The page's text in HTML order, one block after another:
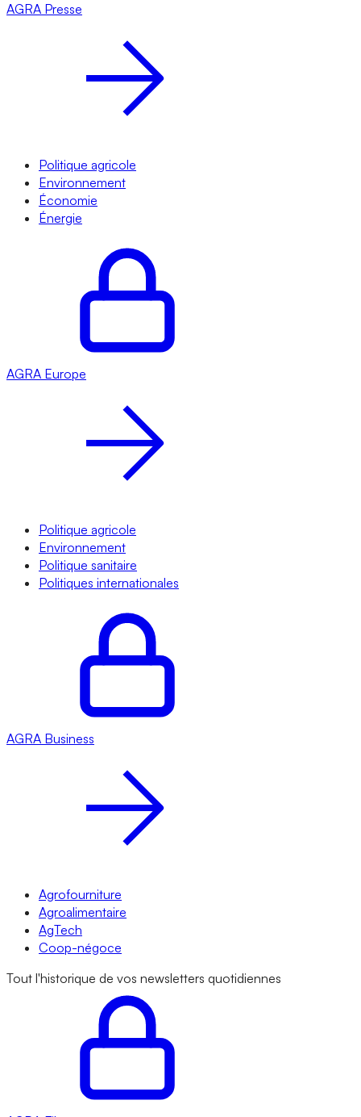
AGRA Presse
Politique agricole
Environnement
Économie
Énergie
AGRA Europe
Politique agricole
Environnement
Politique sanitaire
Politiques internationales
AGRA Business
Agrofourniture
Agroalimentaire
AgTech
Coop-négoce
Tout l'historique de vos newsletters quotidiennes